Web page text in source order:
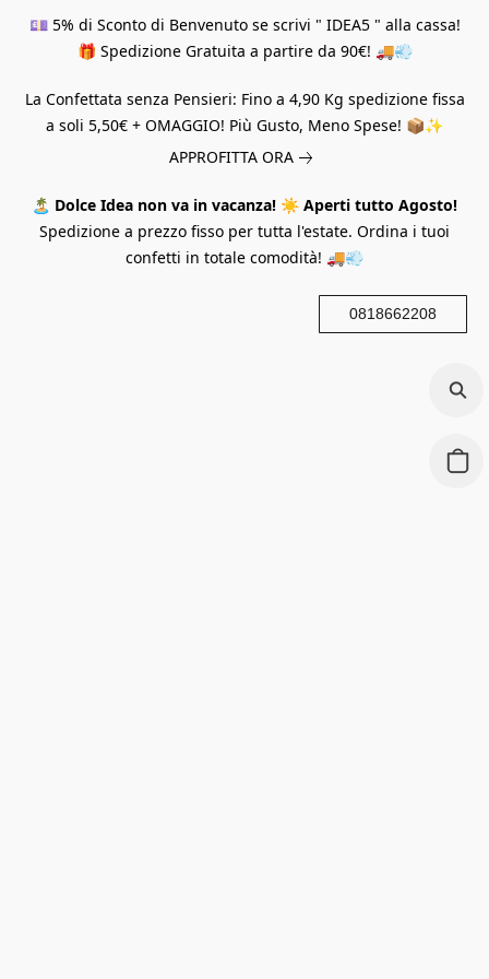
💷 5% di Sconto di Benvenuto se scrivi " IDEA5 " alla cassa!
🎁 Spedizione Gratuita a partire da 90€! 🚚💨
La Confettata senza Pensieri: Fino a 4,90 Kg spedizione fissa
a soli 5,50€ + OMAGGIO! Più Gusto, Meno Spese! 📦✨
APPROFITTA ORA
🏝️ Dolce Idea non va in vacanza! ☀️ Aperti tutto Agosto!
Spedizione a prezzo fisso per tutta l'estate. Ordina i tuoi
confetti in totale comodità! 🚚💨
0818662208